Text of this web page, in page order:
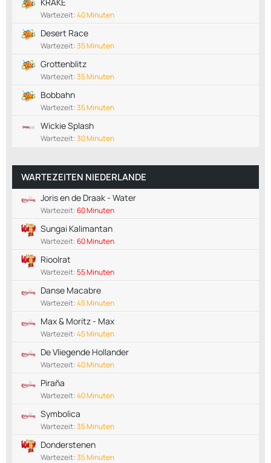
Wartezeit:40 Minuten
Desert Race
Wartezeit:35 Minuten
Grottenblitz
Wartezeit:35 Minuten
Bobbahn
Wartezeit:35 Minuten
Wickie Splash
Wartezeit:30 Minuten
WARTEZEITEN NIEDERLANDE
Joris en de Draak - Water
Wartezeit:60 Minuten
Sungai Kalimantan
Wartezeit:60 Minuten
Rioolrat
Wartezeit:55 Minuten
Danse Macabre
Wartezeit:45 Minuten
Max & Moritz - Max
Wartezeit:45 Minuten
De Vliegende Hollander
Wartezeit:40 Minuten
Piraña
Wartezeit:40 Minuten
Symbolica
Wartezeit:35 Minuten
Donderstenen
Wartezeit:35 Minuten